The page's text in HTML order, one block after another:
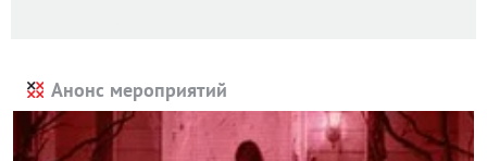
Анонс мероприятий